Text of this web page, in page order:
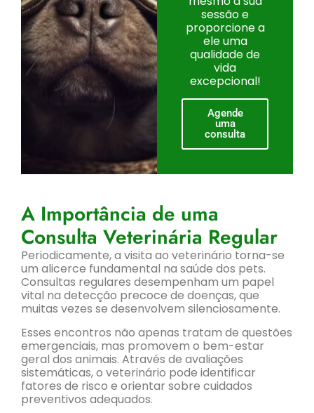
sessão e
proporcione a
ele uma
qualidade de
vida
excepcional!
Agende
uma
consulta
A Importância de uma
Consulta Veterinária Regular
Periodicamente, a visita ao veterinário torna-se
um alicerce fundamental na saúde dos pets.
Consultas regulares desempenham um papel
vital na detecção precoce de doenças, que
muitas vezes se desenvolvem silenciosamente.
Esses encontros não apenas tratam de questões
emergenciais, mas promovem o bem-estar
geral dos animais. Através de avaliações
sistemáticas, o veterinário pode identificar
fatores de risco e orientar sobre cuidados
preventivos adequados.